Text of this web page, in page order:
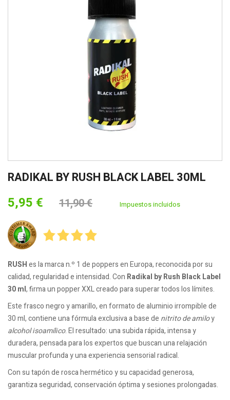
RADIKAL BY RUSH BLACK LABEL 30ML
5,95 € 11,90 € Impuestos incluidos
RUSHes la marca n.º 1 de poppers en Europa, reconocida por su
calidad, regularidad e intensidad. Con Radikal by Rush Black Label
30 ml, firma un popper XXL creado para superar todos los límites.
Este frasco negro y amarillo, en formato de aluminio irrompible de
30 ml, contiene una fórmula exclusiva a base de nitrito de amiloy
alcohol isoamílico. El resultado: una subida rápida, intensa y
duradera, pensada para los expertos que buscan una relajación
muscular profunda y una experiencia sensorial radical.
Con su tapón de rosca hermético y su capacidad generosa,
garantiza seguridad, conservación óptima y sesiones prolongadas.